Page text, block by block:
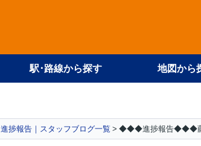
駅･路線から探す 地図から
進捗報告｜スタッフブログ一覧 ◆◆◆進捗報告◆◆◆藤